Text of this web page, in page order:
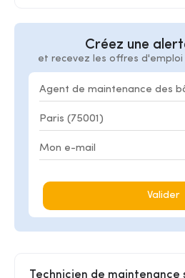
Créez une
et recevez les offres d'emploi
Valider